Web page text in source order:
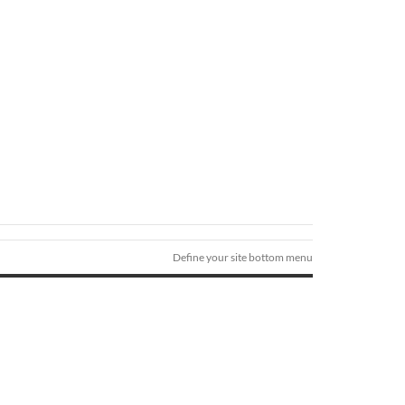
Define your site bottom menu